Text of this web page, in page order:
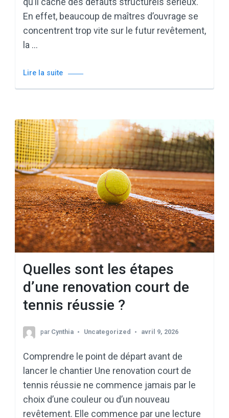
En effet, beaucoup de maîtres d’ouvrage se
concentrent trop vite sur le futur revêtement,
la …
Lire la suite
Quelles sont les étapes
d’une renovation court de
tennis réussie ?
par Cynthia Uncategorized avril 9, 2026
Comprendre le point de départ avant de
lancer le chantier Une renovation court de
tennis réussie ne commence jamais par le
choix d’une couleur ou d’un nouveau
revêtement. Elle commence par une lecture